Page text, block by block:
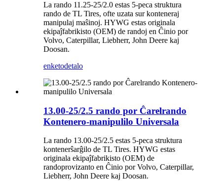
La rando 11.25-25/2.0 estas 5-peca struktura
rando de TL Tires, ofte uzata sur konteneraj
manipulaj maŝinoj. HYWG estas originala
ekipaĵfabrikisto (OEM) de randoj en Ĉinio por
Volvo, Caterpillar, Liebherr, John Deere kaj
Doosan.
enketodetalo
13.00-25/2.5 rando por Ĉarelrando
Kontenero-manipulilo Universala
La rando 13.00-25/2.5 estas 5-peca struktura
kontenerŝarĝilo de TL Tires. HYWG estas
originala ekipaĵfabrikisto (OEM) de
randoprovizanto en Ĉinio por Volvo, Caterpillar,
Liebherr, John Deere kaj Doosan.